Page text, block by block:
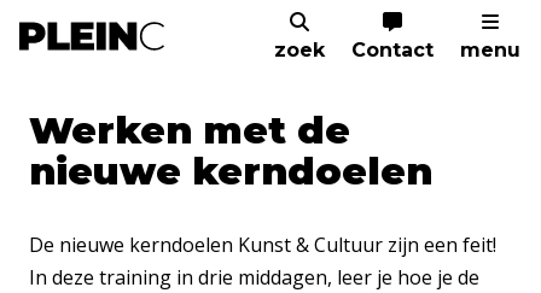
zoek Contact menu
Home Agenda Werken met de nieuwe
Werken met de
nieuwe kerndoelen
De nieuwe kerndoelen Kunst & Cultuur zijn een feit!
In deze training in drie middagen, leer je hoe je de